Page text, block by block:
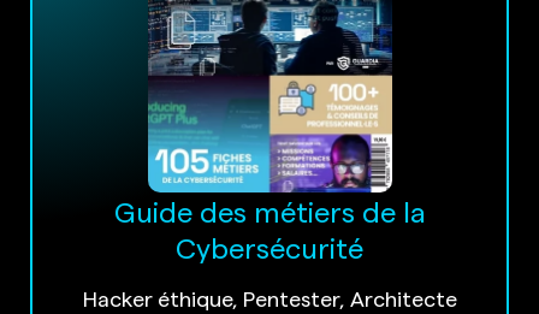
Guide des métiers de la
Cybersécurité
Hacker éthique, Pentester, Architecte